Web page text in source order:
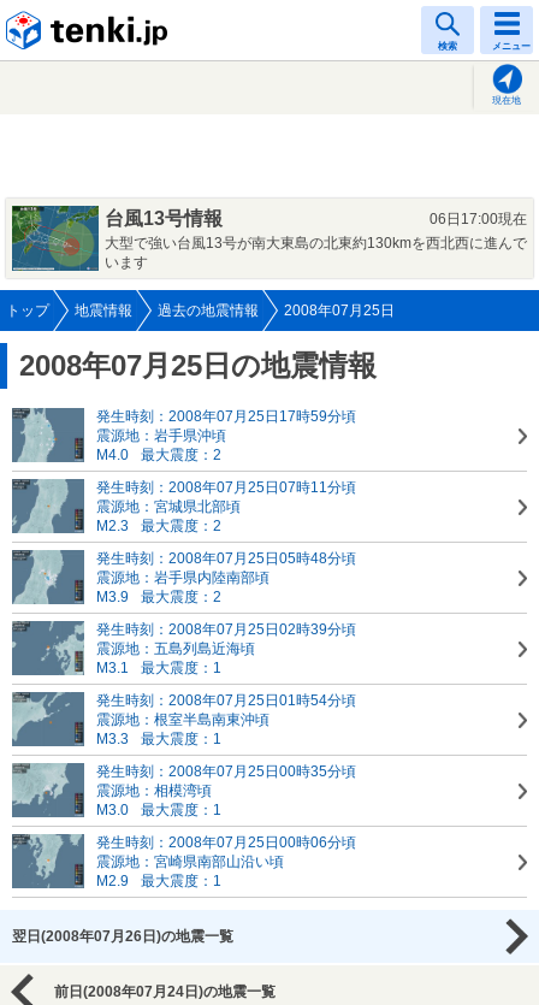
検索 メニュー
現在地
台風13号情報
06日17:00現在
大型で強い台風13号が南大東島の北東約130kmを西北西に進んで
います
トップ 地震情報 過去の地震情報 2008年07月25日
2008年07月25日の地震情報
発生時刻：2008年07月25日17時59分頃
震源地：岩手県沖頃
M4.0
最大震度：2
発生時刻：2008年07月25日07時11分頃
震源地：宮城県北部頃
M2.3
最大震度：2
発生時刻：2008年07月25日05時48分頃
震源地：岩手県内陸南部頃
M3.9
最大震度：2
発生時刻：2008年07月25日02時39分頃
震源地：五島列島近海頃
M3.1
最大震度：1
発生時刻：2008年07月25日01時54分頃
震源地：根室半島南東沖頃
M3.3
最大震度：1
発生時刻：2008年07月25日00時35分頃
震源地：相模湾頃
M3.0
最大震度：1
発生時刻：2008年07月25日00時06分頃
震源地：宮崎県南部山沿い頃
M2.9
最大震度：1
翌日(2008年07月26日)の地震一覧
前日(2008年07月24日)の地震一覧